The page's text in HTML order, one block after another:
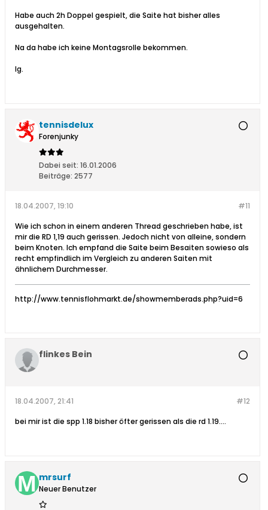
Habe auch 2h Doppel gespielt, die Saite hat bisher alles
ausgehalten.
Na da habe ich keine Montagsrolle bekommen.
lg.
tennisdelux
Forenjunky
Dabei seit: 16.01.2006
Beiträge: 2577
#11
18.04.2007, 19:10
Wie ich schon in einem anderen Thread geschrieben habe, ist
mir die RD 1,19 auch gerissen. Jedoch nicht von alleine, sondern
beim Knoten. Ich empfand die Saite beim Besaiten sowieso als
recht empfindlich im Vergleich zu anderen Saiten mit
ähnlichem Durchmesser.
http://www.tennisflohmarkt.de/showmemberads.php?uid=6
flinkes Bein
#12
18.04.2007, 21:41
bei mir ist die spp 1.18 bisher öfter gerissen als die rd 1.19....
mrsurf
Neuer Benutzer